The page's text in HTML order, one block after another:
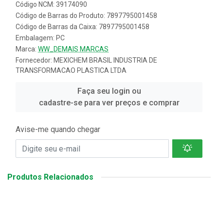
Código NCM: 39174090
Código de Barras do Produto: 7897795001458
Código de Barras da Caixa: 7897795001458
Embalagem: PC
Marca: WW_DEMAIS MARCAS
Fornecedor: MEXICHEM BRASIL INDUSTRIA DE
TRANSFORMACAO PLASTICA LTDA
Faça seu login ou
cadastre-se para ver preços e comprar
Avise-me quando chegar
Produtos Relacionados